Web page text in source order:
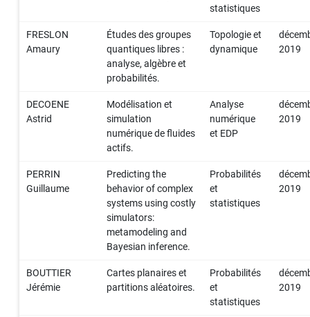
statistiques
FRESLON
Amaury
Études des groupes
quantiques libres :
analyse, algèbre et
probabilités.
Topologie et
dynamique
2019
DECOENE
Astrid
Modélisation et
simulation
numérique de fluides
actifs.
Analyse
numérique
et EDP
2019
PERRIN
Guillaume
Predicting the
behavior of complex
systems using costly
simulators:
metamodeling and
Bayesian inference.
Probabilités
et
statistiques
2019
BOUTTIER
Jérémie
Cartes planaires et
partitions aléatoires.
Probabilités
et
statistiques
2019